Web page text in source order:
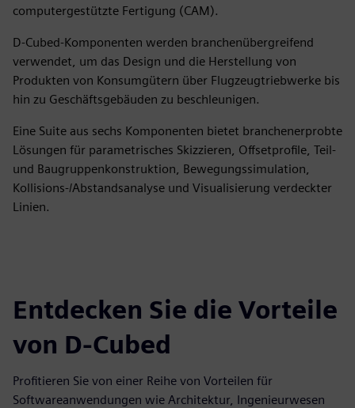
computergestützte Fertigung (CAM).
D-Cubed-Komponenten werden branchenübergreifend
verwendet, um das Design und die Herstellung von
Produkten von Konsumgütern über Flugzeugtriebwerke bis
hin zu Geschäftsgebäuden zu beschleunigen.
Eine Suite aus sechs Komponenten bietet branchenerprobte
Lösungen für parametrisches Skizzieren, Offsetprofile, Teil-
und Baugruppenkonstruktion, Bewegungssimulation,
Kollisions-/Abstandsanalyse und Visualisierung verdeckter
Linien.
Entdecken Sie die Vorteile
von D-Cubed
Profitieren Sie von einer Reihe von Vorteilen für
Softwareanwendungen wie Architektur, Ingenieurwesen